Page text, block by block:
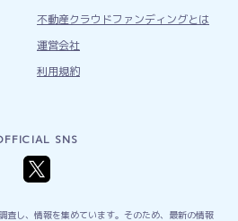
不動産クラウドファンディングとは
運営会社
利用規約
SNS
査し、情報を集めています。そのため、最新の情報